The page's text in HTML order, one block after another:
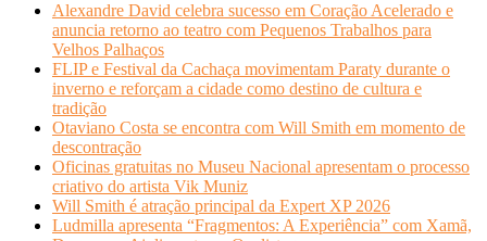
Alexandre David celebra sucesso em Coração Acelerado e
anuncia retorno ao teatro com Pequenos Trabalhos para
Velhos Palhaços
FLIP e Festival da Cachaça movimentam Paraty durante o
inverno e reforçam a cidade como destino de cultura e
tradição
Otaviano Costa se encontra com Will Smith em momento de
descontração
Oficinas gratuitas no Museu Nacional apresentam o processo
criativo do artista Vik Muniz
Will Smith é atração principal da Expert XP 2026
Ludmilla apresenta “Fragmentos: A Experiência” com Xamã,